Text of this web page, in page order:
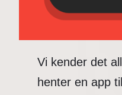
Vi kender det
henter en app